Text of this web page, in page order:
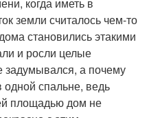
земли считалось чем-то
становились этакими
и росли целые
задумывался, а почему
спальне, ведь
площадью дом не